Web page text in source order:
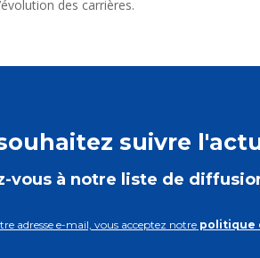
des carrières.
suivre
vous à notre liste de
adresse e-mail, vous acceptez notrepolitique